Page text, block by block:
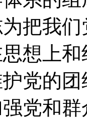
我们
想上
党的
党和